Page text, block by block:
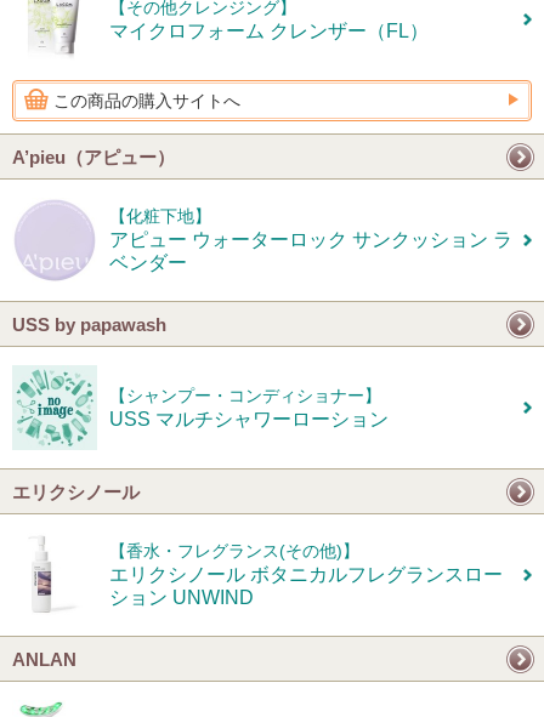
【その他クレンジング】
マイクロフォーム クレンザー（FL）
この商品の購入サイトへ
A’pieu（アピュー）
【化粧下地】
アピュー ウォーターロック サンクッション ラ
ベンダー
USS by papawash
【シャンプー・コンディショナー】
USS マルチシャワーローション
エリクシノール
【香水・フレグランス(その他)】
エリクシノール ボタニカルフレグランスロー
ション UNWIND
ANLAN